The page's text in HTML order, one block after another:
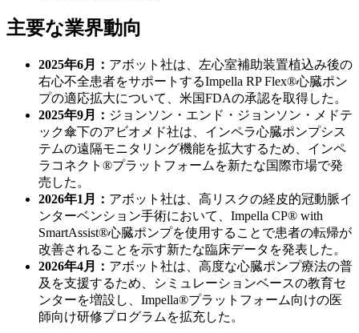
主要な業界動向
2025年6月： アボット社は、左心室補助装置植込み後の
右心不全患者をサポートするImpella RP Flex®心臓ポン
プの適応拡大について、米国FDAの承認を取得した。
2025年9月： ジョンソン・エンド・ジョンソン・メドテ
ック傘下のアビオメド社は、インペラ心臓ポンプシス
テムの遠隔モニタリング機能を拡大するため、インペ
ラコネクト®プラットフォームを新たな国際市場で発
売した。
2026年1月： アボット社は、高リスクの経皮的冠動脈イ
ンターベンション手術において、Impella CP® with
SmartAssist®心臓ポンプを使用することで患者の転帰が
改善されることを示す新たな臨床データを発表した。
2026年4月： アボット社は、高度な心臓ポンプ療法の普
及を支援するため、シミュレーションベースの教育セ
ンターを増設し、Impella®プラットフォーム向けの医
師向け研修プログラムを拡充した。